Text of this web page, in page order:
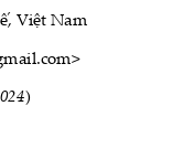
Việt Nam
)